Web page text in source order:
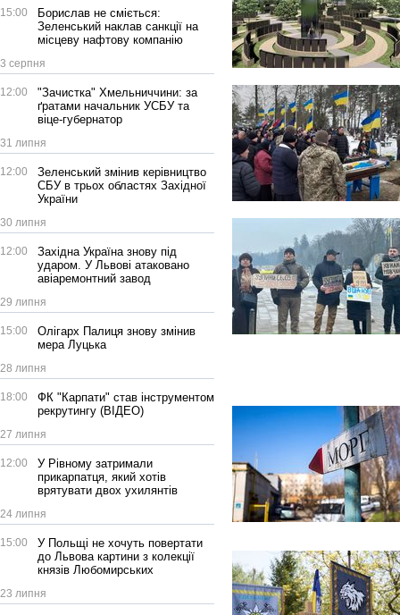
15:00
Борислав не сміється:
Зеленський наклав санкції на
місцеву нафтову компанію
3 серпня
12:00
"Зачистка" Хмельниччини: за
ґратами начальник УСБУ та
віце-губернатор
31 липня
12:00
Зеленський змінив керівництво
СБУ в трьох областях Західної
України
30 липня
12:00
Західна Україна знову під
ударом. У Львові атаковано
авіаремонтний завод
29 липня
15:00
Олігарх Палиця знову змінив
мера Луцька
28 липня
18:00
ФК "Карпати" став інструментом
рекрутингу (ВІДЕО)
27 липня
12:00
У Рівному затримали
прикарпатця, який хотів
врятувати двох ухилянтів
24 липня
15:00
У Польщі не хочуть повертати
до Львова картини з колекції
князів Любомирських
23 липня